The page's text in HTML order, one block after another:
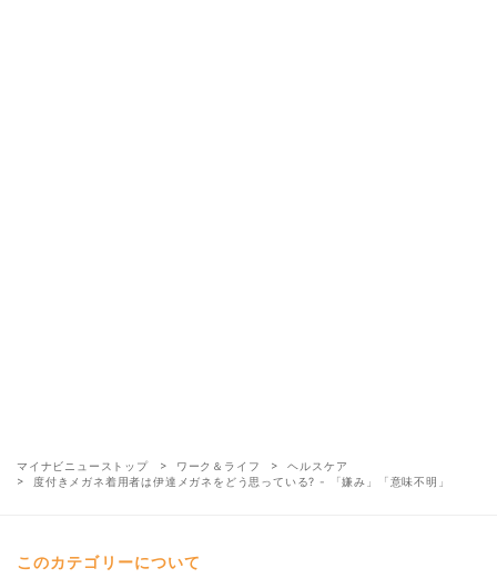
マイナビニューストップ ワーク＆ライフ
ヘルスケア
度付きメガネ着用者は伊達メガネをどう思っている? - 「嫌み」「意味不明」
このカテゴリーについて